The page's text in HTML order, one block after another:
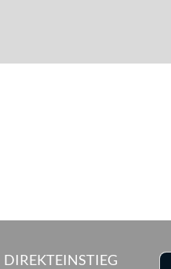
DIREKTEINSTIEG